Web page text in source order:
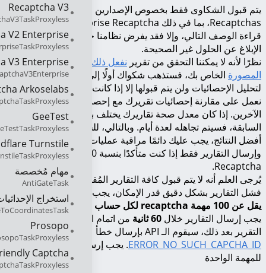
Recaptcha V3
V2 Enterprise
V3 Enterprise
Arkoselabs
GeeTest
Turnstile
مهام مُخصصة
AntiGateTask
استخراج
Prosopo
Captcha
يتم قبول الشكاوى فقط بخصوص الإصدارين الثاني والثالث من
Recaptchas، بما في ذلك Enterprise Recaptcha. من المهم
قراءة الوصف التالي، وإلا فقد يفرض نظامنا حظرًا على قدرتك على
الإبلاغ عن الحلول غير الصحيحة.
نظرًا لأنه لا يمكننا التحقق من تقرير نفعل ذلك مع رموز التحقق
المصورة الخاص بك، فستذهب شكواك أولًا إلى الواجهة الخلفية لدينا
لتحليل الإحصائيات ولن يتم قبولها إلا إذا كانت النتائج إيجابية. حيث
نعمل على مقارنة إحصائيات تقريرك مع إحصائيات العملاء الموثوقين
الآخرين. إذا كان معدل صحة تقاريرك يختلف بشكل كبير عن التقارير
السابقة، فسيتم تجاهله لعدة أيام. وبالتالي، للحرص على ضمان
أفضل النتائج، يجب عليك دائمًا مراقبة عمليات الأتمتة الخاصة بك
وإرسال التقارير فقط إذا كنت متأكدًا بنسبة 100٪ من خطأ
Recaptcha.
يُرجى العلم أنه لا يتم قبول كافة التقارير المُقدمة. لحساب متوسط
فشل التقارير بشكل دقيق قدر الإمكان، يجب أن يتم إرسال
ما لا
يقل عن 100 مهمة recaptcha لكل حساب
للتحقق خلال 24 ساعة
يجب إرسال التقارير خلال 60 ثانية
من اتمام المهمة. إذا تم إرسال
التقرير بعد ذلك، سيقوم الـ API بإرسال خطأ
ERROR_NO_SUCH_CAPCHA_ID. يجب إرسال تقرير واحد فقط
للمهمة الواحدة